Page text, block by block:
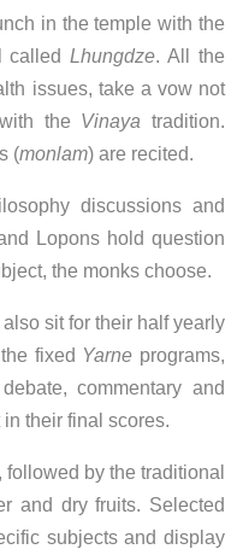
in the temple with the
calledLhungdze. All the
issues, take a vow not
the Vinaya tradition.
(monlam) are recited.
discussions and
Lopons hold question
the monks choose.
sit for their half yearly
fixed Yarne programs,
commentary and
their final scores.
followed by the traditional
and dry fruits. Selected
subjects and display